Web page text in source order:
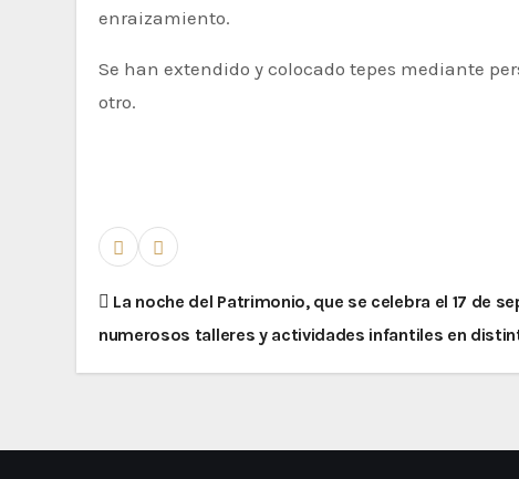
enraizamiento.
Se han extendido y colocado tepes mediante
otro.
La noche del Patrimonio, que se celebra el 17 de
numerosos talleres y actividades infantiles en